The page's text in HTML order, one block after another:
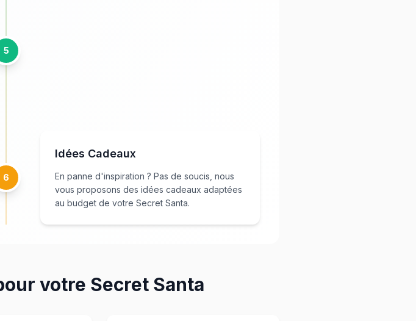
5
6
Idées Cadeaux
En panne d'inspiration ? Pas de soucis, nous
vous proposons des idées cadeaux adaptées
au budget de votre Secret Santa.
votre Secret Santa